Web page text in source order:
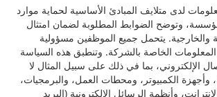
لدى متلايف المبادئ الأساسية لحماية موارد
وتوضح الضوابط المطلوبة لضمان امتثال
والخارجية. يتحمل جميع الموظفين مسؤولية
المعلومات الخاصة بالشركة. وتنطبق هذه السياسة
الإلكتروني، بما في ذلك على سبيل المثال لا
الكمبيوتر، ومحطات العمل، والبرمجيات،
وأنظمة الرسائل الإلكترونية (البريد